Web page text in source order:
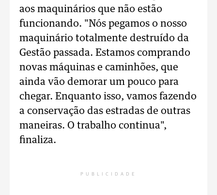
aos maquinários que não estão
funcionando. "Nós pegamos o nosso
maquinário totalmente destruído da
Gestão passada. Estamos comprando
novas máquinas e caminhões, que
ainda vão demorar um pouco para
chegar. Enquanto isso, vamos fazendo
a conservação das estradas de outras
maneiras. O trabalho continua",
finaliza.
PUBLICIDADE